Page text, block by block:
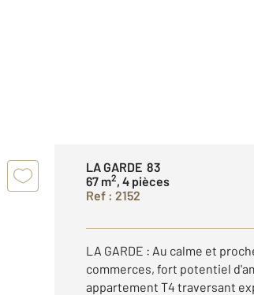
LA GARDE 83
67 m2, 4 pièces
Ref : 2152
LA GARDE : Au calme et
commerces, fort potentiel
appartement T4 traversant